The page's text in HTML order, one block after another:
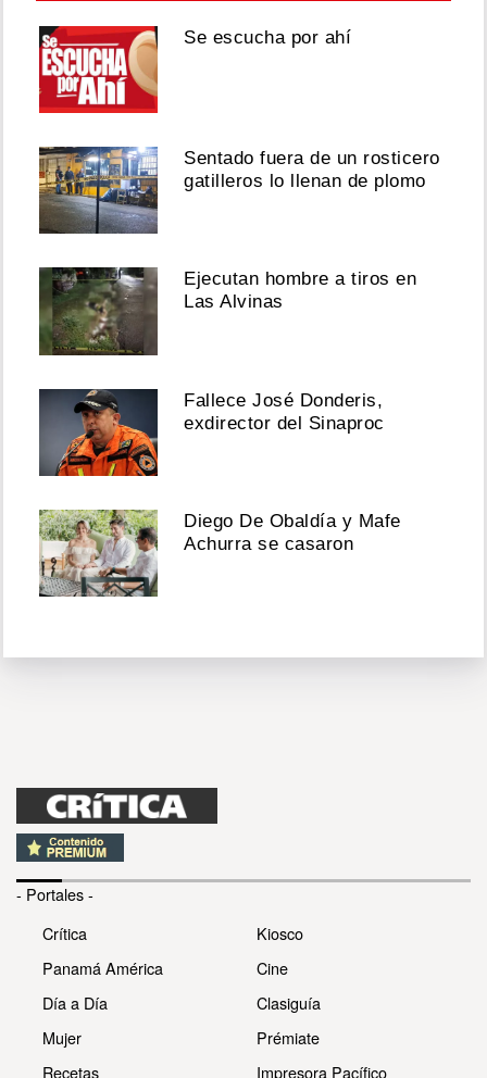
Se escucha por ahí
Sentado fuera de un rosticero
gatilleros lo llenan de plomo
Ejecutan hombre a tiros en
Las Alvinas
Fallece José Donderis,
exdirector del Sinaproc
Diego De Obaldía y Mafe
Achurra se casaron
- Portales -
Crítica
Panamá América
Día a Día
Mujer
Recetas
Kiosco
Cine
Clasiguía
Prémiate
Impresora Pacífico